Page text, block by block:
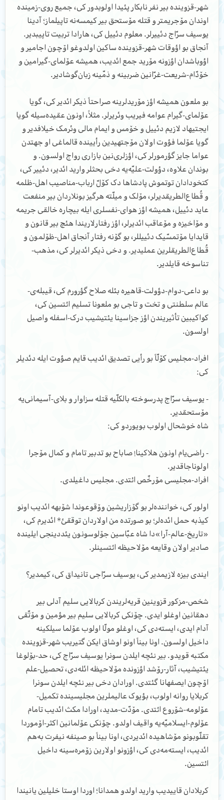
شهر-قزوینده بیر نفر نابکار پئیدا اولوبدور کی، جمیع روی-زمینده
اوندان مۆجریمتر و قتله مۆستحق بیر کیمسه‌نه تاپیلماز؛ آدینا
یوسیف سرّاج دئییرلر. معلوم دئییل کی، هارادا تربیت تاپیبدیر.
آنجاق بو اؤوقات شهر-قزوینده ساکین اولدوغو اۆچون اجامیر و
اؤوباشدان اؤزونه مۆرید جمع ائدیب، همیشه عۆلمای-گیرامین و
خۆدّام-شریعت-غرّانین ضربینه و ذمّینه زبان‌گوشادیر.
بو ملعون همیشه اؤز مۆریدلرینه صراحتاً ذیکر ائدیر کی، گویا
عۆلمای-گیرام عوامه فیریب وئریرلر. مثلاً، اونون عقیده‌سیله گویا
ایجتیهاد لازیم دئییل و خۆمس و ایمام مالی وئرمک خیلافدیر و
گویا عۆلما فؤوت اولان مۆجتهیدین رأیینده قالماغی او جهتدن
عواما جایز گؤرمورلر کی، اؤزلری‌نین بازاری رواج اولسون. و
بوندان علاوه، دؤولت-علیّه‌یه دخی بحثلر وارید ائدیر، دئییر کی،
کتخودادان توتموش پادشاها دک کۆلّ ارباب-مناصیب اهل-ظلمه
و قُطاع‌الطریقدیرلر، مۆلک و میلّته هرگیز بونلاردان بیر منفعت
عاید دئییل، همیشه اؤز هوای-نفسلری ایله بیچاره خالقی جریمه
و مۆاخیزه و مۆعاقب ائدیرلر، اؤز رفتارلاریندا هئچ بیر قانون و
قایدایا مۆتمسّیک دئییللر، بو گۆنه رفتار آنجاق اهل-ظۆلمون و
قُطاع‌الطریقلرین عملیدیر. و دخی ذیکر ائدیرلر کی، مذهب-
تناسوخه قایلدیر.
بو داعی-دوام-دؤولت-قاهیره بئله صلاح گؤرورم کی، قیبله‌ی-
عالم سلطنتی و تخت و تاجی بو ملعونا تسلیم ائتسین کی،
کواکیبین تأثیریندن اؤز جزاسینا یئتیشیب درک-اسفله واصیل
اولسون.
افراد-مجلیس کۆلّاً بو رأیی تصدیق ائدیب قایم صؤوت ایله دئدیلر
کی:
- یوسیف سرّاج پدرسوخته بالکلّیه قتله سزاوار و بلای-آسیمانی‌یه
مۆستحقدیر.
شاه خوشحال اولوب بویوردو کی:
- راضی‌یام اونون هلاکینا! صاباح بو تدبیر تامام و کمال مۆجرا
اولوناجاقدیر.
افراد-مجلیسی مۆرخّص ائتدی. مجلیس داغیلدی.
اولور کی، خواننده‌لر بو گۆزاریشین وۆقوعوندا شۆبهه ائدیب اونو
کیذبه حمل ائده‌لر؛ بو صورتده من اولاردان توققئ* ائدیرم کی،
«تاریخ-عالم-آرا»دا شاه عبّاسین جۆلوسونون یئددینجی ایلینده
صادیر اولان وقایعه مۆلاحیظه ائتسینلر.
ایندی بیزه لازیمدیر کی، یوسیف سرّاجی تانیداق کی، کیمدیر؟
شخص-مزکور قزوینین قریه‌لریندن کربالایی سلیم آدلی بیر
دهقانین اوغلو ایدی. چۆنکی کربالایی سلیم بیر مؤمین و مۆتّقی
آدام ایدی، ایسته‌دی کی، اوغلو مولّا اولوب عۆلما سیلکینه
داخیل اولسون. اونا بیناً اونو اوشاق ایکن گتیریب شهر-قزوینده
مکتبه قویدو. بیر نئچه ایلدن سونرا یوسیف سرّاج کی، حد-بۆلوغا
یئتیشیب، آثار-رۆشد اؤزونده مۆلاحیظه ائله‌دی، تحصیل-علم
اۆچون ایصفهانا گئتدی. اورادان دخی بیر نئچه ایلدن سونرا
کربلایا روانه اولوب، بؤیوک عالیملرین مجلیسینده تکمیل-
عۆلومه-شۆروع ائتدی. مۆدّت-مدید، اورادا مکث ائدیب تامام
عۆلوم-ایسلامیّه‌یه واقیف اولدو. چۆنکی عۆلمانین اکثر-اۆموردا
تقلّوبونو مۆشاهیده ائدیردی، اونا بیناً بو صینفه نیفرت به‌هم
ائدیب، ایسته‌مه‌دی کی، اؤزونو اولارین زۆمره‌سینه داخیل
ائتسین.
کربلادان قاییدیب وارید اولدو همدانا؛ اوردا اوستا خلیلین یانیندا